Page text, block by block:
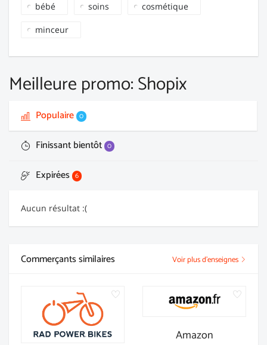
bébé soins cosmétique
minceur
Meilleure promo: Shopix
Populaire 0
Finissant bientôt 0
Expirées 6
Aucun résultat :(
Commerçants similaires Voir plus d'enseignes
Amazon